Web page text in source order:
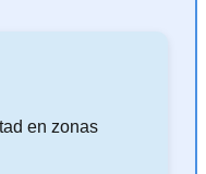
en zonas